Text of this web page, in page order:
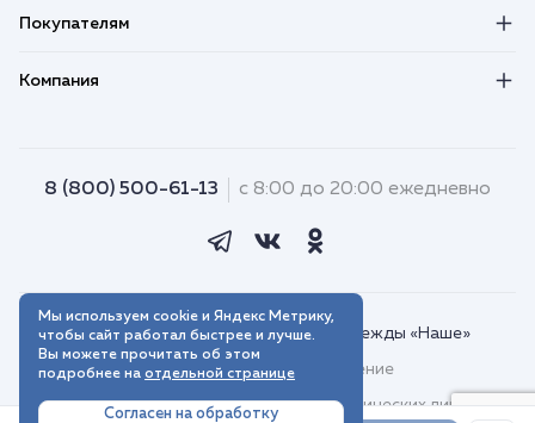
Покупателям
Компания
8 (800) 500-61-13 с 8:00 до 20:00 ежедневно
© 2018–2026. Интернет-магазин одежды «Наше»
Пользовательское соглашение
Договор присоединения для юридических лиц
Мы используем cookie и Яндекс Метрику,
чтобы сайт работал быстрее и лучше.
Вы можете прочитать об этом
подробнее на отдельной странице
Согласен на обработку